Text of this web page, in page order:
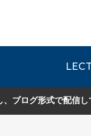
REVIEW
ブログ形式で配信し